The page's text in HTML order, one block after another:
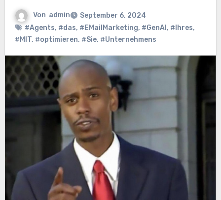
Von admin
September 6, 2024
#Agents, #das, #EMailMarketing, #GenAI , #Ihres,
#MIT, #optimieren, #Sie, #Unternehmens